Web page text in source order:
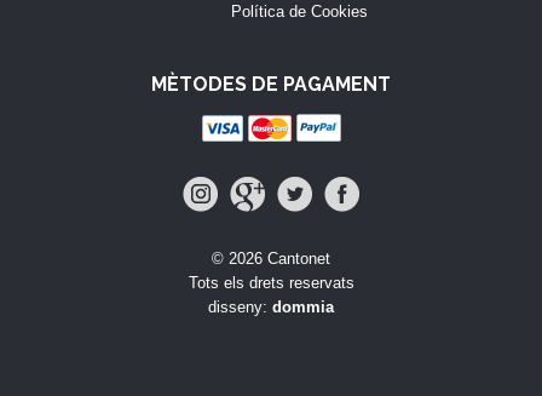
Política de Cookies
MÈTODES DE PAGAMENT
© 2026 Cantonet
Tots els drets reservats
disseny: dommia